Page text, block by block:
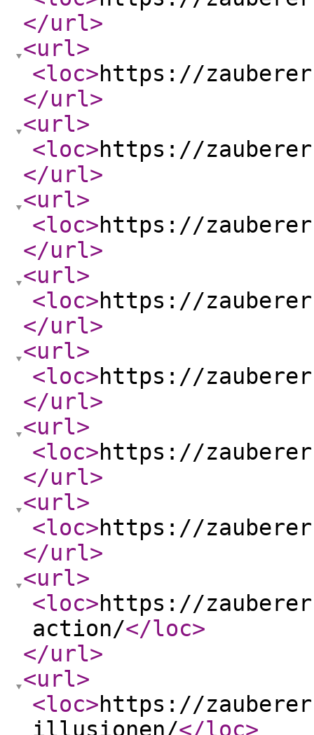
</url>
<url>
<loc>https://
</url>
<url>
<loc>https://
</url>
<url>
<loc>https://
</url>
<url>
<loc>https://
</url>
<url>
<loc>https://
</url>
<url>
<loc>https://
</url>
<url>
<loc>https://
</url>
<url>
<loc>https://
action/</loc>
</url>
<url>
<loc>https://
illusionen/</loc>